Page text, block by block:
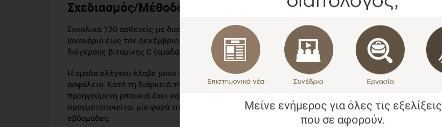
Σχεδιασμός/Μέθοδος
Συνολικά 120 ασθενείς με δυσφαγία που είχαν υποστεί εγκεφαλικό επεισόδιο εξετάστηκαν από τον
Ιανουάριο έως τον Δεκέμβριο του 2020 και χωρίστηκαν τυχαία σε ομάδα ελέγχου και ομάδα
διέγερσης βιταμίνης C (ομάδα VC).
Η ομάδα ελέγχου έλαβε μόνο τη συνήθη εκπαίδευση αποκατάστασης κατάποσης, με κύριο στόχο την
ασφάλεια. Κατά τη διάρκειά της, ο ασθενής πρέπει να τρώει αργά και να επιβεβαιώνει ότι η
προηγούμενη μπουκιά έχει καταποθεί πριν φάει την επόμενη μπουκιά. Η θεραπεία
πραγματοποιείται μία φορά την ημέρα, κάθε φορά διαρκεί 30 λεπτά και διαρκεί συνολικά 2
εβδομάδες.
Μείνε ενήμερος για όλες τις εξελίξεις
που σε αφορούν.